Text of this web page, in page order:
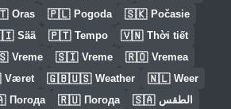
Oras 🇵🇱 Pogoda 🇸🇰 Počasie
Sää 🇵🇹 Tempo 🇻🇳 Thời tiết
Vreme 🇸🇮 Vreme 🇷🇴 Vremea
Været 🇬🇧🇺🇸 Weather 🇳🇱 Weer
Погода 🇷🇺 Погода 🇸🇦 الطقس